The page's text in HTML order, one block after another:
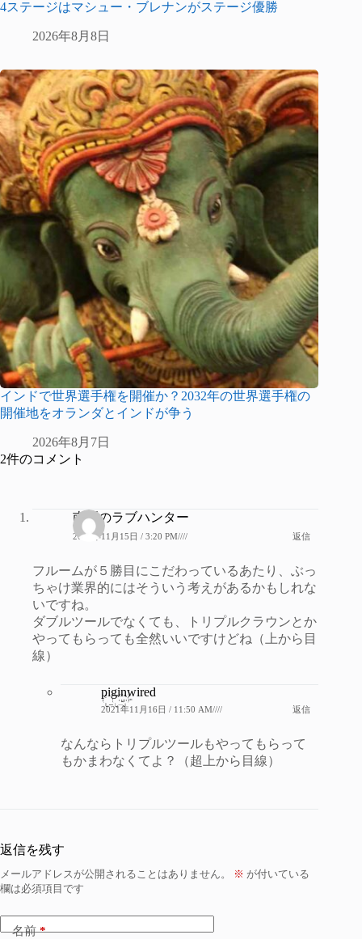
4ステージはマシュー・ブレナンがステージ優勝
2026年8月8日
インドで世界選手権を開催か？2032年の世界選手権の
開催地をオランダとインドが争う
2026年8月7日
2件のコメント
南区のラブハンター
2021年11月15日 / 3:20 PM//// 返信
フルームが５勝目にこだわっているあたり、ぶっ
ちゃけ業界的にはそういう考えがあるかもしれな
いですね。
ダブルツールでなくても、トリプルクラウンとか
やってもらっても全然いいですけどね（上から目
線）
piginwired
2021年11月16日 / 11:50 AM//// 返信
なんならトリプルツールもやってもらって
もかまわなくてよ？（超上から目線）
返信を残す
メールアドレスが公開されることはありません。 ※ が付いている
欄は必須項目です
名前*